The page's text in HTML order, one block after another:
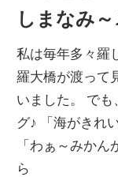
しまなみ～
私は毎年多々羅
羅大橋が渡って
いました。 で
グ♪ 「海がきれ
「わぁ～みか
ら